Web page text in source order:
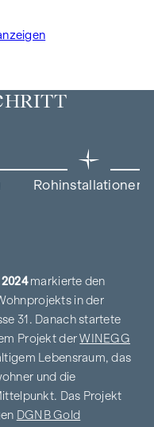
Rohinstallationen
markierte den
in der
31. Danach startete
Projekt derWINEGG
Lebensraum, das
und die
Das Projekt
DGNB Gold